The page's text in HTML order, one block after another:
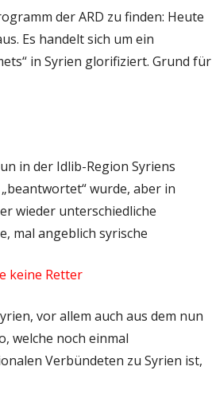
der ARD zu finden: Heute
Es handelt sich um ein
in Syrien glorifiziert. Grund für
in der Idlib-Region Syriens
wurde, aber in
wieder unterschiedliche
mal angeblich syrische
keine Retter
vor allem auch aus dem nun
welche noch einmal
Verbündeten zu Syrien ist,